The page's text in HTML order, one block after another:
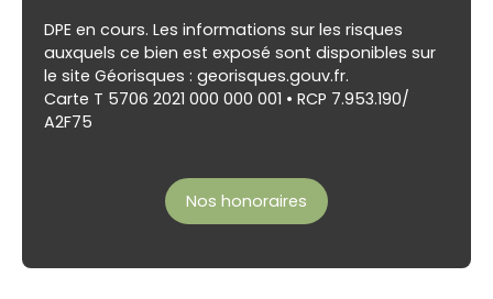
DPE en cours. Les informations sur les risques
auxquels ce bien est exposé sont disponibles sur
le site Géorisques : georisques.gouv.fr.
Carte T 5706 2021 000 000 001 • RCP 7.953.190/
A2F75
Nos honoraires